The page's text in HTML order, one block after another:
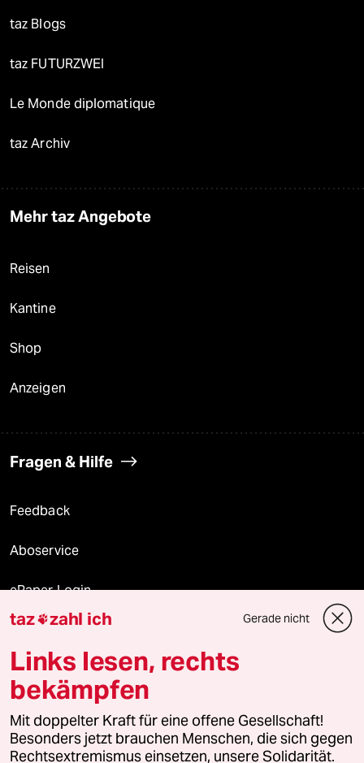
taz Blogs
taz FUTURZWEI
Le Monde diplomatique
taz Archiv
Mehr taz Angebote
Reisen
Kantine
Shop
Anzeigen
Fragen & Hilfe
Feedback
Aboservice
ePaper Login
Downloads für Abonnierende
© 2026 taz Verlags und Vertriebs GmbH
Alle Rechte vorbehalten. Bei rechtlichen Fragen oder für Genehmigungen
wenden Sie sich bitte an
lizenzen@taz.de
taz zahl ich Gerade nicht
Links lesen, rechts
bekämpfen
Mit doppelter Kraft für eine offene Gesellschaft!
Besonders jetzt brauchen Menschen, die sich gegen
Rechtsextremismus einsetzen, unsere Solidarität.